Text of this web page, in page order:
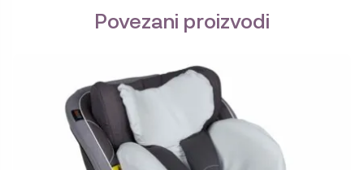
Povezani proizvodi